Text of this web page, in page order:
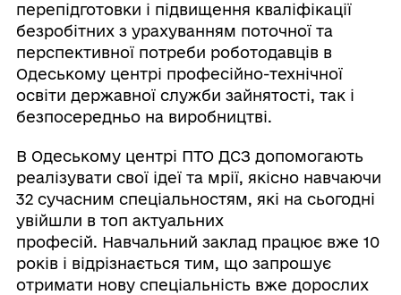
перепідготовки і підвищення кваліфікації
безробітних з урахуванням поточної та
перспективної потреби роботодавців в
Одеському центрі професійно-технічної
освіти державної служби зайнятості, так і
безпосередньо на виробництві.
В Одеському центрі ПТО ДСЗ допомогають
реалізувати свої ідеї та мрії, якісно навчаючи
32 сучасним спеціальностям, які на сьогодні
увійшли в топ актуальних
професій. Навчальний заклад працює вже 10
років і відрізнається тим, що запрошує
отримати нову спеціальність вже дорослих